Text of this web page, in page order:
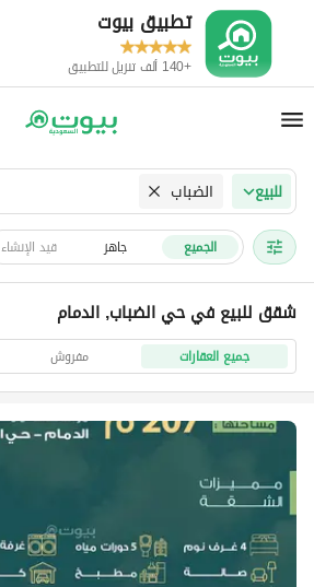
تطبيق بيوت
+140 ألف تنزيل للتطبيق
للبيع الضباب
الجميع جاهز قيد الإنشاء
شقق للبيع في حي الضباب, الدمام
جميع العقارات مفروش